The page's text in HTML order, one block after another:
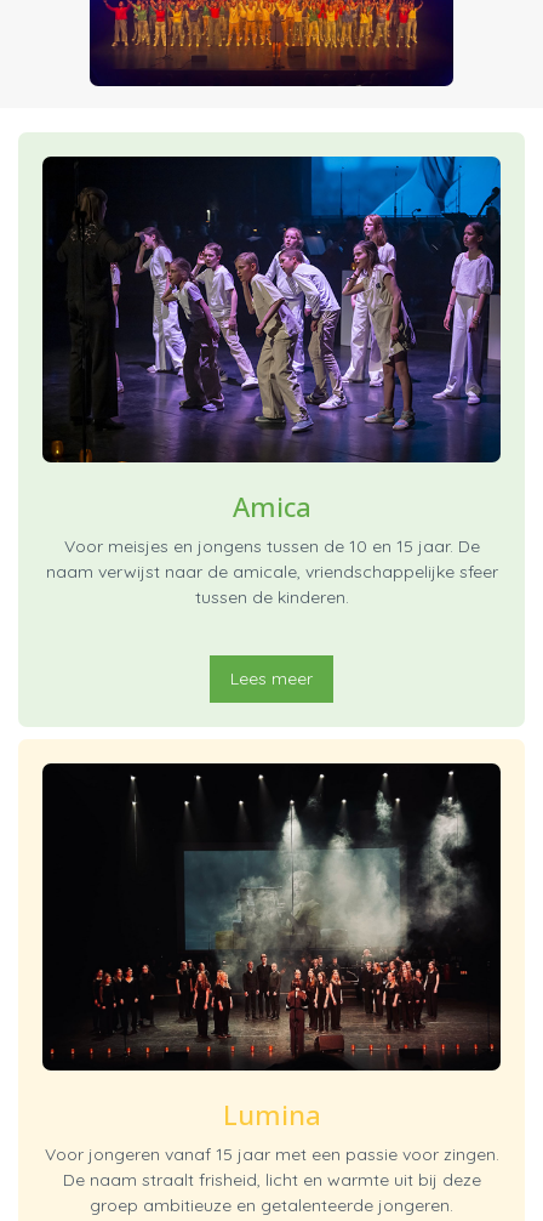
Amica
Voor meisjes en jongens tussen de 10 en 15 jaar. De
naam verwijst naar de amicale, vriendschappelijke sfeer
tussen de kinderen.
Lees meer
Lumina
Voor jongeren vanaf 15 jaar met een passie voor zingen.
De naam straalt frisheid, licht en warmte uit bij deze
groep ambitieuze en getalenteerde jongeren.